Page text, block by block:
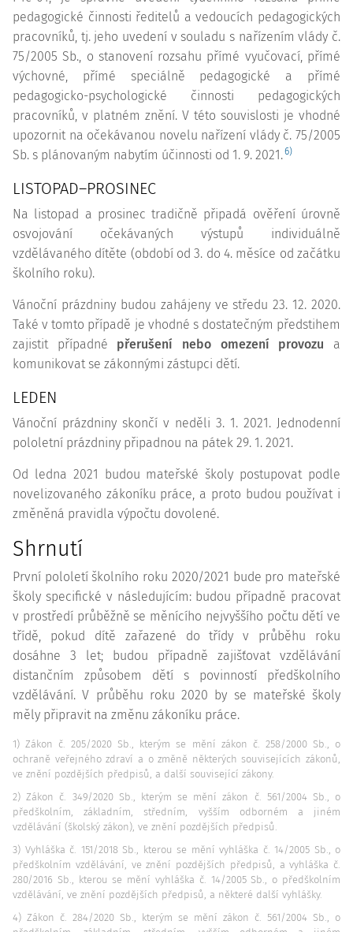
pedagogické činnosti ředitelů a vedoucích pedagogických
pracovníků, tj. jeho uvedení v souladu s nařízením vlády č.
75/2005 Sb., o stanovení rozsahu přímé vyučovací, přímé
výchovné, přímé speciálně pedagogické a přímé
pedagogicko-psychologické činnosti pedagogických
pracovníků, v platném znění. V této souvislosti je vhodné
upozornit na očekávanou novelu nařízení vlády č. 75/2005
Sb. s plánovaným nabytím účinnosti od 1. 9. 2021.6)
LISTOPAD–PROSINEC
Na listopad a prosinec tradičně připadá ověření úrovně
osvojování očekávaných výstupů individuálně
vzdělávaného dítěte (období od 3. do 4. měsíce od začátku
školního roku).
Vánoční prázdniny budou zahájeny ve středu 23. 12. 2020.
Také v tomto případě je vhodné s dostatečným předstihem
zajistit případné přerušení nebo omezení provozu a
komunikovat se zákonnými zástupci dětí.
LEDEN
Vánoční prázdniny skončí v neděli 3. 1. 2021. Jednodenní
pololetní prázdniny připadnou na pátek 29. 1. 2021.
Od ledna 2021 budou mateřské školy postupovat podle
novelizovaného zákoníku práce, a proto budou používat i
změněná pravidla výpočtu dovolené.
Shrnutí
První pololetí školního roku 2020/2021 bude pro mateřské
školy specifické v následujícím: budou případně pracovat
v prostředí průběžně se měnícího nejvyššího počtu dětí ve
třídě, pokud dítě zařazené do třídy v průběhu roku
dosáhne 3 let; budou případně zajišťovat vzdělávání
distančním způsobem dětí s povinností předškolního
vzdělávání. V průběhu roku 2020 by se mateřské školy
měly připravit na změnu zákoníku práce.
1) Zákon č. 205/2020 Sb., kterým se mění zákon č. 258/2000 Sb., o
ochraně veřejného zdraví a o změně některých souvisejících zákonů,
ve znění pozdějších předpisů, a další související zákony.
2) Zákon č. 349/2020 Sb., kterým se mění zákon č. 561/2004 Sb., o
předškolním, základním, středním, vyšším odborném a jiném
vzdělávání (školský zákon), ve znění pozdějších předpisů.
3) Vyhláška č. 151/2018 Sb., kterou se mění vyhláška č. 14/2005 Sb., o
předškolním vzdělávání, ve znění pozdějších předpisů, a vyhláška č.
280/2016 Sb., kterou se mění vyhláška č. 14/2005 Sb., o předškolním
vzdělávání, ve znění pozdějších předpisů, a některé další vyhlášky.
4) Zákon č. 284/2020 Sb., kterým se mění zákon č. 561/2004 Sb., o